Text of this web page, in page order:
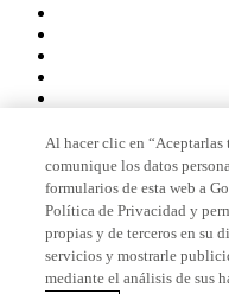
Miembro de
Acreditaciones
Al hacer clic en “Aceptarlas
comunique los datos
formularios de esta web a
Política de Privacidad y
propias y de terceros en su
servicios y mostrarle
mediante el análisis de sus